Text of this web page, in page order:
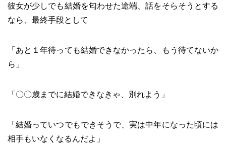
彼女が少しでも結婚を匂わせた途端、話をそらそうとする
なら、最終手段として
「あと１年待っても結婚できなかったら、もう待てないか
ら」
「〇〇歳までに結婚できなきゃ、別れよう」
「結婚っていつでもできそうで、実は中年になった頃には
相手もいなくなるんだよ」